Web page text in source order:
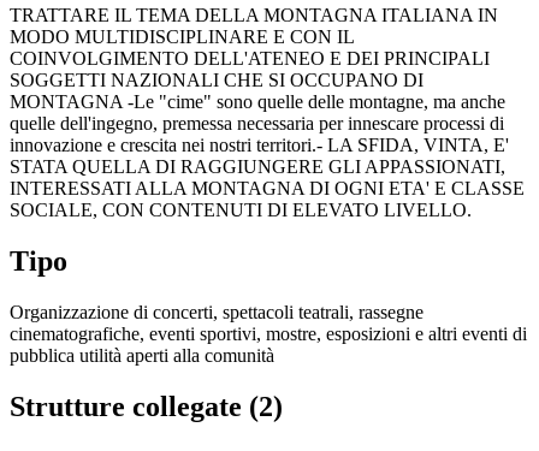
TRATTARE IL TEMA DELLA MONTAGNA ITALIANA IN
MODO MULTIDISCIPLINARE E CON IL
COINVOLGIMENTO DELL'ATENEO E DEI PRINCIPALI
SOGGETTI NAZIONALI CHE SI OCCUPANO DI
MONTAGNA -Le "cime" sono quelle delle montagne, ma anche
quelle dell'ingegno, premessa necessaria per innescare processi di
innovazione e crescita nei nostri territori.- LA SFIDA, VINTA, E'
STATA QUELLA DI RAGGIUNGERE GLI APPASSIONATI,
INTERESSATI ALLA MONTAGNA DI OGNI ETA' E CLASSE
SOCIALE, CON CONTENUTI DI ELEVATO LIVELLO.
Tipo
Organizzazione di concerti, spettacoli teatrali, rassegne
cinematografiche, eventi sportivi, mostre, esposizioni e altri eventi di
pubblica utilità aperti alla comunità
Strutture collegate (2)